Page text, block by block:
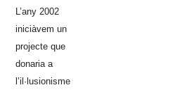
L’any 2002
iniciàvem un
projecte que
donaria a
l’il·lusionisme